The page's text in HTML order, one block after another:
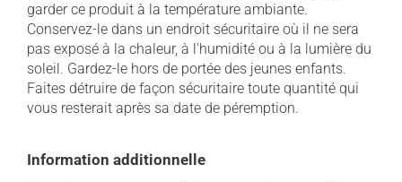
garder ce produit à la température ambiante.
Conservez-le dans un endroit sécuritaire où il ne sera
pas exposé à la chaleur, à l'humidité ou à la lumière du
soleil. Gardez-le hors de portée des jeunes enfants.
Faites détruire de façon sécuritaire toute quantité qui
vous resterait après sa date de péremption.
Information additionnelle